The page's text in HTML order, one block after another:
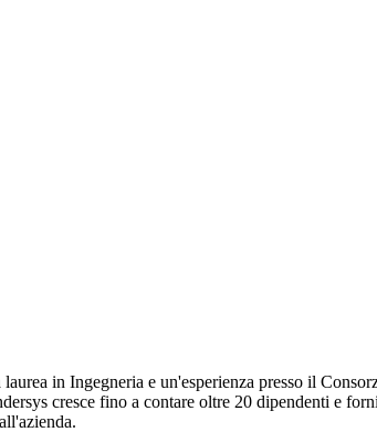
in Ingegneria e un'esperienza presso il
cresce fino a contare oltre 20 dipendenti e